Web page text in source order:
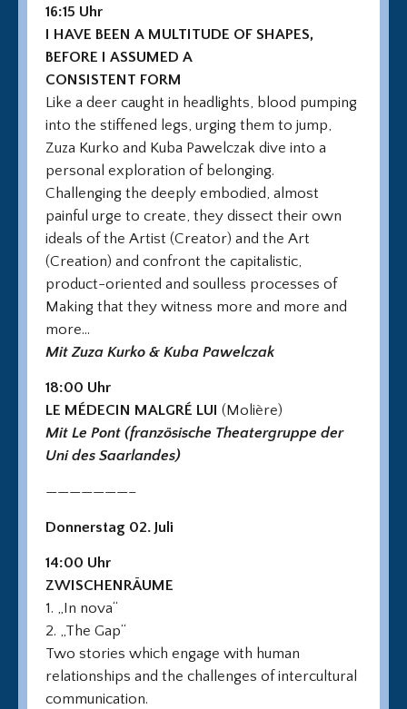
16:15 Uhr
I HAVE BEEN A MULTITUDE OF SHAPES,
BEFORE I ASSUMED A
CONSISTENT FORM
Like a deer caught in headlights, blood pumping
into the stiffened legs, urging them to jump,
Zuza Kurko and Kuba Pawelczak dive into a
personal exploration of belonging.
Challenging the deeply embodied, almost
painful urge to create, they dissect their own
ideals of the Artist (Creator) and the Art
(Creation) and confront the capitalistic,
product-oriented and soulless processes of
Making that they witness more and more and
more…
Mit Zuza Kurko & Kuba Pawelczak
18:00 Uhr
LE MÉDECIN MALGRÉ LUI (Molière)
Mit Le Pont (französische Theatergruppe der
Uni des Saarlandes)
———————–
Donnerstag 02. Juli
14:00 Uhr
ZWISCHENRÄUME
1. „In nova“
2. „The Gap“
Two stories which engage with human
relationships and the challenges of intercultural
communication.